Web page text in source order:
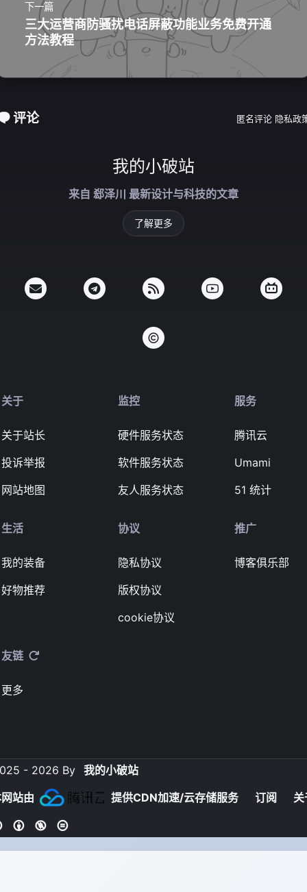
下一篇
三大运营商防骚扰电话屏蔽功能业务免费开通
方法教程
评论 匿名评论 隐私政
我的小破站
来自 郄泽川 最新设计与科技的文章
了解更多
关于
关于站长
投诉举报
网站地图
监控
硬件服务状态
软件服务状态
友人服务状态
服务
腾讯云
Umami
51 统计
生活
我的装备
好物推荐
协议
隐私协议
版权协议
cookie协议
推广
博客俱乐部
友链
更多
- 2026 By 我的小破站
站由
提供CDN加速/云存储服务 订阅 关